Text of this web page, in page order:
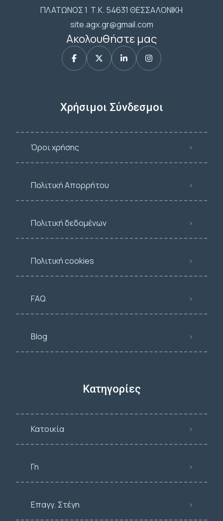
ΠΛΑΤΩΝΟΣ 1 Τ.Κ. 54631 ΘΕΣΣΑΛΟΝΙΚΗ
site.agx.gr@gmail.com
Ακολουθήστε μας
Χρήσιμοι Σύνδεσμοι
Όροι χρήσης
Πολιτική Απορρήτου
Πολιτική δεδομένων
Πολιτική cookies
FAQ
Blog
Κατηγορίες
Κατοικία
Γη
Επαγγ. Στέγη